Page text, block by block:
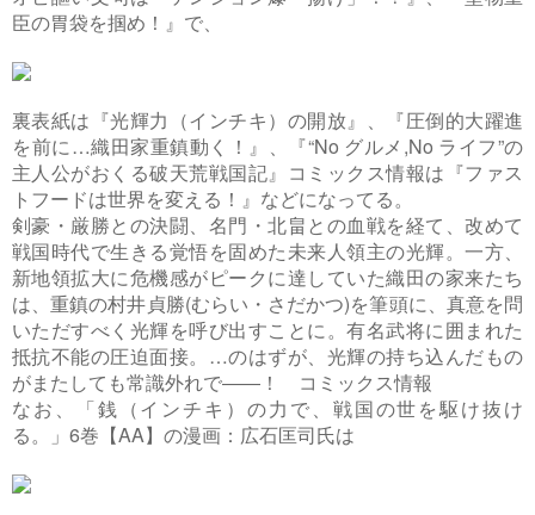
臣の胃袋を掴め！』で、
裏表紙は『光輝力（インチキ）の開放』、『圧倒的大躍進
を前に…織田家重鎮動く！』、『“No グルメ,No ライフ”の
主人公がおくる破天荒戦国記』コミックス情報は『ファス
トフードは世界を変える！』などになってる。
剣豪・厳勝との決闘、名門・北畠との血戦を経て、改めて
戦国時代で生きる覚悟を固めた未来人領主の光輝。一方、
新地領拡大に危機感がピークに達していた織田の家来たち
は、重鎮の村井貞勝(むらい・さだかつ)を筆頭に、真意を問
いただすべく光輝を呼び出すことに。有名武将に囲まれた
抵抗不能の圧迫面接。…のはずが、光輝の持ち込んだもの
がまたしても常識外れで――！ コミックス情報
なお、「銭（インチキ）の力で、戦国の世を駆け抜け
る。」6巻【AA】の漫画：広石匡司氏は